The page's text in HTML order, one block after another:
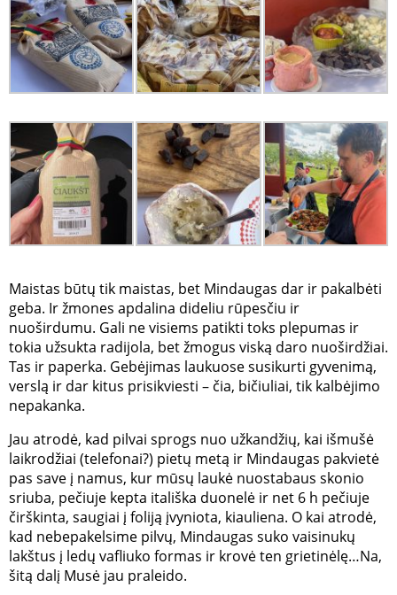
Maistas būtų tik maistas, bet Mindaugas dar ir pakalbėti
geba. Ir žmones apdalina dideliu rūpesčiu ir
nuoširdumu. Gali ne visiems patikti toks plepumas ir
tokia užsukta radijola, bet žmogus viską daro nuoširdžiai.
Tas ir paperka. Gebėjimas laukuose susikurti gyvenimą,
verslą ir dar kitus prisikviesti – čia, bičiuliai, tik kalbėjimo
nepakanka.
Jau atrodė, kad pilvai sprogs nuo užkandžių, kai išmušė
laikrodžiai (telefonai?) pietų metą ir Mindaugas pakvietė
pas save į namus, kur mūsų laukė nuostabaus skonio
sriuba, pečiuje kepta itališka duonelė ir net 6 h pečiuje
čirškinta, saugiai į foliją įvyniota, kiauliena. O kai atrodė,
kad nebepakelsime pilvų, Mindaugas suko vaisinukų
lakštus į ledų vafliuko formas ir krovė ten grietinėlę…Na,
šitą dalį Musė jau praleido.